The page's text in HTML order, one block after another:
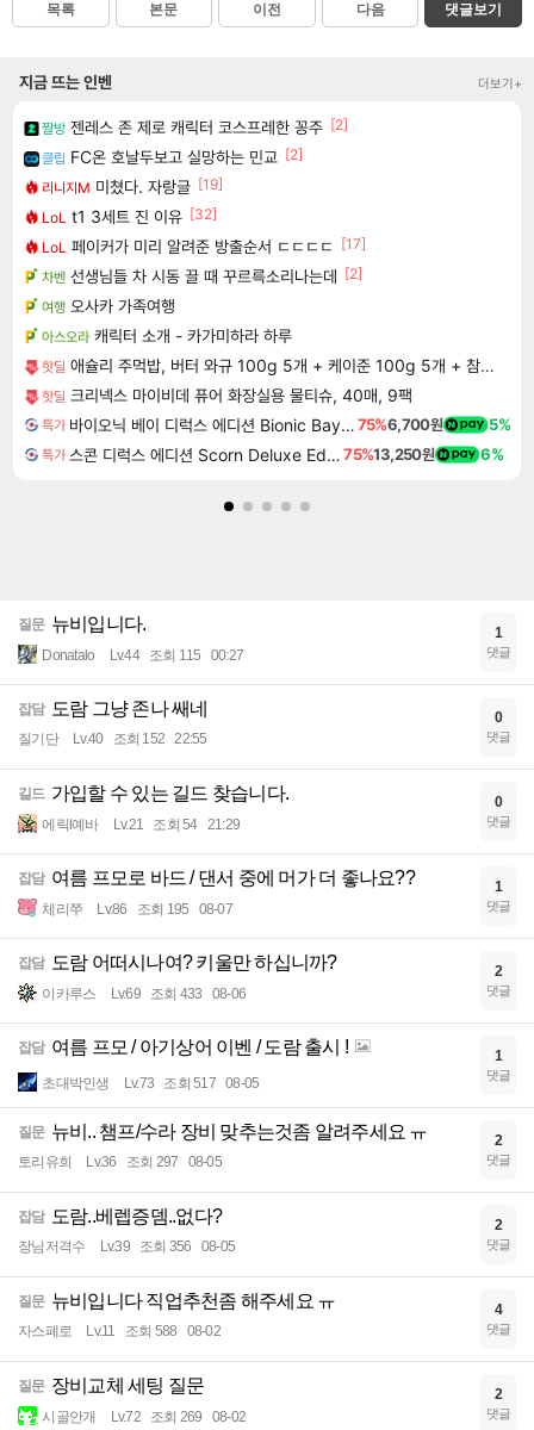
목록 본문 이전 다음 댓글보기
지금 뜨는 인벤 더보기+
짤방 젠레스 존 제로 캐릭터 코스프레한 꽁주 [2]
클립 FC온 호날두보고 실망하는 민교 [2]
리니지M 미쳤다. 자랑글 [19]
LoL t1 3세트 진 이유 [32]
LoL 페이커가 미리 알려준 방출순서 ㄷㄷㄷㄷ
[17]
차벤 선생님들 차 시동 끌 때 꾸르륵소리나는데 [2]
여행 오사카 가족여행
아스오라 캐릭터 소개 - 카가미하라 하루
핫딜 애슐리 주먹밥, 버터 와규 100g 5개 + 케이준 100g 5개 + 참치 마요 100g 5개 + 김치 콘치즈 100g 5개, 20개
핫딜 크리넥스 마이비데 퓨어 화장실용 물티슈, 40매, 9팩
특가 바이오닉 베이 디럭스 에디션 Bionic Bay Deluxe Edition75%6,700원 5%
특가 스콘 디럭스 에디션 Scorn Deluxe Edition75%13,250원 6%
질문 뉴비입니다.
Donatalo Lv.44 조회 115 00:27
1
댓글
잡담 도람 그냥 존나 쌔네
질기단 Lv.40 조회 152 22:55
0
댓글
길드 가입할 수 있는 길드 찾습니다.
에릭l예바 Lv.21 조회 54 21:29
0
댓글
잡담 여름 프모로 바드 / 댄서 중에 머가 더 좋나요??
체리쭈 Lv.86 조회 195 08-07
1
댓글
잡담 도람 어떠시나여? 키울만 하십니까?
이카루스 Lv.69 조회 433 08-06
2
댓글
잡담 여름 프모 / 아기상어 이벤 / 도람 출시 !
초대박인생 Lv.73 조회 517 08-05
1
댓글
질문 뉴비.. 챔프/수라 장비 맞추는것좀 알려주세요 ㅠ
토리유희 Lv.36 조회 297 08-05
2
댓글
잡담 도람..베렙증뎀..없다?
장님저격수 Lv.39 조회 356 08-05
2
댓글
질문 뉴비입니다 직업추천좀 해주세요 ㅠ
자스페로 Lv.11 조회 588 08-02
4
댓글
질문 장비교체 세팅 질문
시골안개 Lv.72 조회 269 08-02
2
댓글